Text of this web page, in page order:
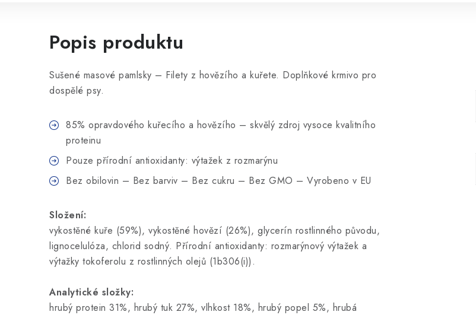
Popis produktu
Sušené masové pamlsky – Filety z hovězího a kuřete. Doplňkové krmivo pro
dospělé psy.
85% opravdového kuřecího a hovězího – skvělý zdroj vysoce kvalitního
proteinu
Pouze přírodní antioxidanty: výtažek z rozmarýnu
Bez obilovin – Bez barviv – Bez cukru – Bez GMO – Vyrobeno v EU
Složení:
vykostěné kuře (59%), vykostěné hovězí (26%), glycerín rostlinného původu,
lignocelulóza, chlorid sodný. Přírodní antioxidanty: rozmarýnový výtažek a
výtažky tokoferolu z rostlinných olejů (1b306(i)).
Analytické složky:
hrubý protein 31%, hrubý tuk 27%, vlhkost 18%, hrubý popel 5%, hrubá